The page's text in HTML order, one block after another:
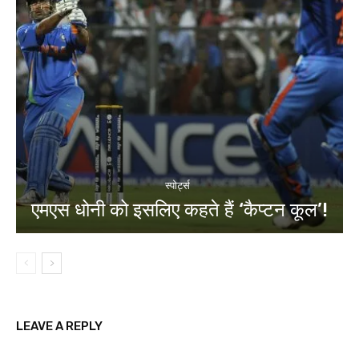
स्पोर्ट्स
एमएस धोनी को इसलिए कहते हैं ‘कैप्टन कूल’!
LEAVE A REPLY